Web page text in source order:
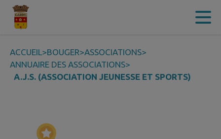
Contenu
ACCUEIL>BOUGER>ASSOCIATIONS>
ANNUAIRE DES ASSOCIATIONS>
A.J.S. (ASSOCIATION JEUNESSE ET SPORTS)